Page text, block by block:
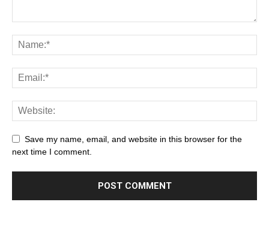
Save my name, email, and website in this browser for the
next time I comment.